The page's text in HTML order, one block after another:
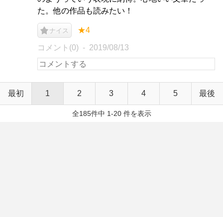
た。他の作品も読みたい！
ナイス ★4
コメント(0) 2019/08/13
最初 1 2 3 4 5 最後
全185件中 1-20 件を表示